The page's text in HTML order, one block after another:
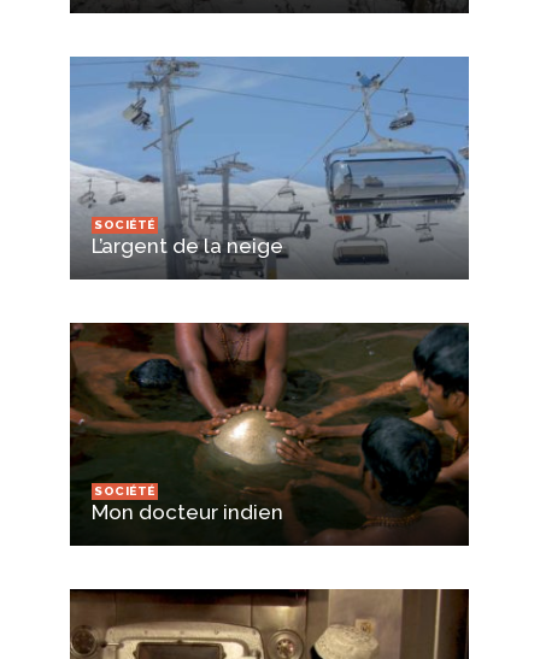
SOCIÉTÉ
L’argent de la neige
SOCIÉTÉ
Mon docteur indien